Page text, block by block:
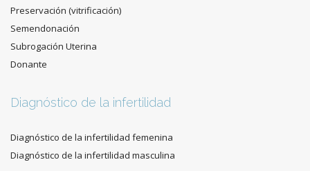
Preservación (vitrificación)
Semendonación
Subrogación Uterina
Donante
Diagnóstico de la infertilidad
Diagnóstico de la infertilidad femenina
Diagnóstico de la infertilidad masculina